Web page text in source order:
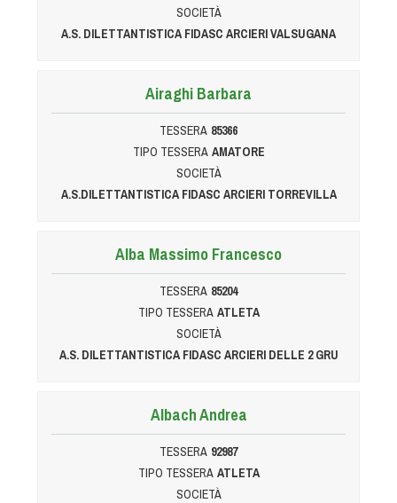
SOCIETÀ
A.S. DILETTANTISTICA FIDASC ARCIERI VALSUGANA
Airaghi Barbara
TESSERA 85366
TIPO TESSERA AMATORE
SOCIETÀ
A.S.DILETTANTISTICA FIDASC ARCIERI TORREVILLA
Alba Massimo Francesco
TESSERA 85204
TIPO TESSERA ATLETA
SOCIETÀ
A.S. DILETTANTISTICA FIDASC ARCIERI DELLE 2 GRU
Albach Andrea
TESSERA 92987
TIPO TESSERA ATLETA
SOCIETÀ
Tecnici
Direttori di Gara
Calendario Manifestazioni
Organi di Giustizia - Dispositivi
Modelli e moduli
Albo Atleti Cinofili
Guida Locandine Ufficiali
Tiro di Campagna
English e Training Sporting
Tiro a Palla
Field Target
Paintball